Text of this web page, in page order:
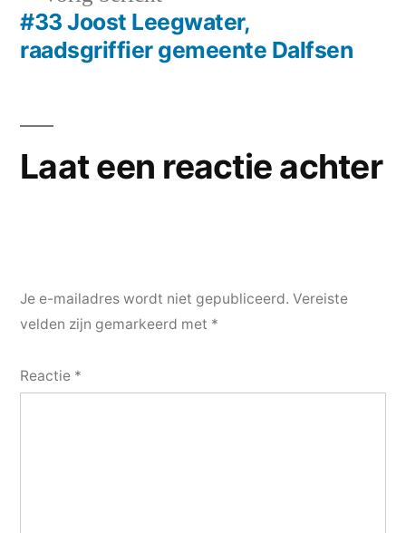
bericht:
#33 Joost Leegwater,
raadsgriffier gemeente Dalfsen
Laat een reactie achter
Je e-mailadres wordt niet gepubliceerd. Vereiste
velden zijn gemarkeerd met *
Reactie *